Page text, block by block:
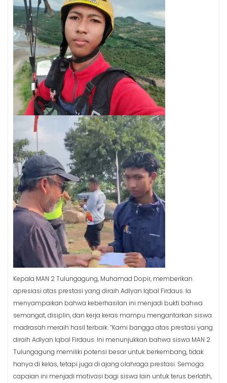
Kepala MAN 2 Tulungagung, Muhamad Dopir, memberikan
apresiasi atas prestasi yang diraih Adlyan Iqbal Firdaus. Ia
menyampaikan bahwa keberhasilan ini menjadi bukti bahwa
semangat, disiplin, dan kerja keras mampu mengantarkan siswa
madrasah meraih hasil terbaik. “Kami bangga atas prestasi yang
diraih Adlyan Iqbal Firdaus. Ini menunjukkan bahwa siswa MAN 2
Tulungagung memiliki potensi besar untuk berkembang, tidak
hanya di kelas, tetapi juga di ajang olahraga prestasi. Semoga
capaian ini menjadi motivasi bagi siswa lain untuk terus berlatih,